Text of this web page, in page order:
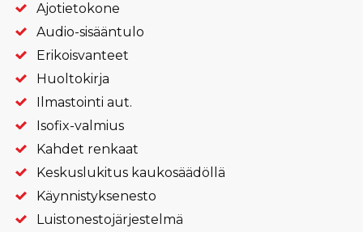
Ajotietokone
Audio-sisääntulo
Erikoisvanteet
Huoltokirja
Ilmastointi aut.
Isofix-valmius
Kahdet renkaat
Keskuslukitus kaukosäädöllä
Käynnistyksenesto
Luistonesto­järjestelmä